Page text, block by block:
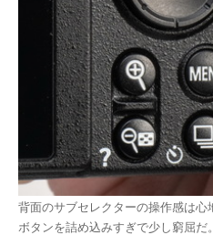
背面のサブセレクターの操作感は心
ボタンを詰め込みすぎで少し窮屈だ。